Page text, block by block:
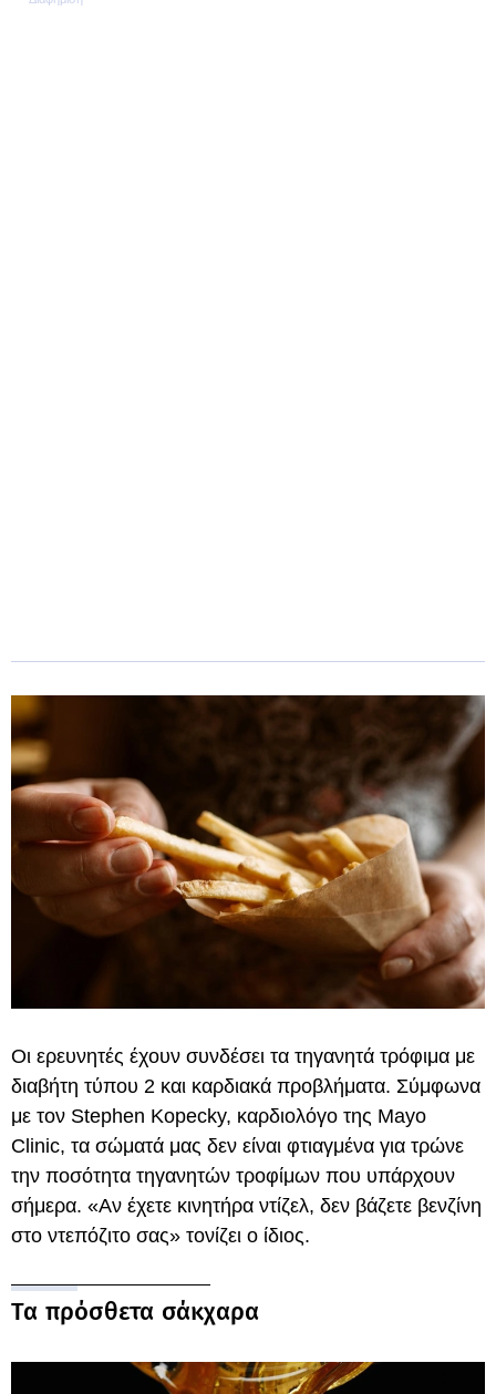
Οι ερευνητές έχουν συνδέσει τα τηγανητά τρόφιμα με
διαβήτη τύπου 2 και καρδιακά προβλήματα. Σύμφωνα
με τον Stephen Kopecky, καρδιολόγο της Mayo
Clinic, τα σώματά μας δεν είναι φτιαγμένα για τρώνε
την ποσότητα τηγανητών τροφίμων που υπάρχουν
σήμερα. «Αν έχετε κινητήρα ντίζελ, δεν βάζετε βενζίνη
στο ντεπόζιτο σας» τονίζει ο ίδιος.
Τα πρόσθετα σάκχαρα